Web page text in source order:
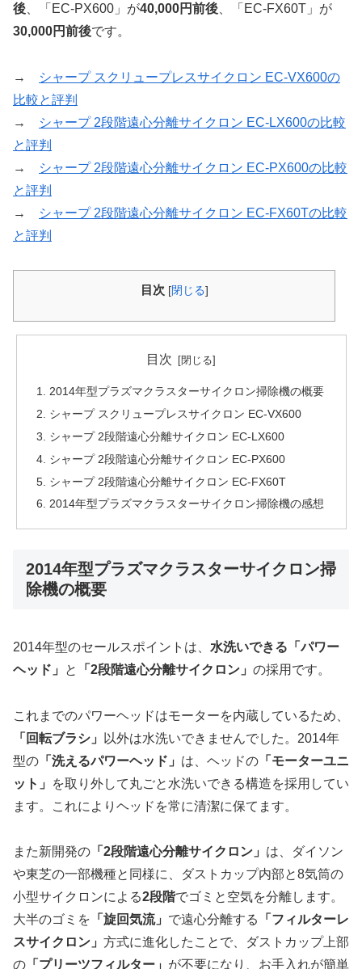
後 、「EC-PX600」が40,000円前後 、「EC-FX60T」が
30,000円前後です。
→
シャープ スクリュープレスサイクロン EC-VX600の
比較と評判
→
シャープ 2段階遠心分離サイクロン EC-LX600の比較
と評判
→
シャープ 2段階遠心分離サイクロン EC-PX600の比較
と評判
→
シャープ 2段階遠心分離サイクロン EC-FX60Tの比較
と評判
目次 [閉じる]
目次
2014年型プラズマクラスターサイクロン掃除機の概要
シャープ スクリュープレスサイクロン EC-VX600
シャープ 2段階遠心分離サイクロン EC-LX600
シャープ 2段階遠心分離サイクロン EC-PX600
シャープ 2段階遠心分離サイクロン EC-FX60T
2014年型プラズマクラスターサイクロン掃除機の感想
2014年型プラズマクラスターサイクロン掃
除機の概要
2014年型のセールスポイントは、 水洗いできる「パワー
ヘッド」
と 「2段階遠心分離サイクロン」 の採用です。
これまでのパワーヘッドはモーターを内蔵しているため、
「回転ブラシ」
以外は水洗いできませんでした。2014年
型の 「洗えるパワーヘッド」 は、ヘッドの 「モーターユニ
ット」
を取り外して丸ごと水洗いできる構造を採用してい
ます。これによりヘッドを常に清潔に保てます。
また新開発の 「2段階遠心分離サイクロン」 は、ダイソン
や東芝の一部機種と同様に、ダストカップ内部と8気筒の
小型サイクロンによる2段階でゴミと空気を分離します。
大半のゴミを 「旋回気流」 で遠心分離する
「フィルターレ
スサイクロン」 方式に進化したことで、ダストカップ上部
の 「プリーツフィルター」 が不要になり、お手入れが簡単